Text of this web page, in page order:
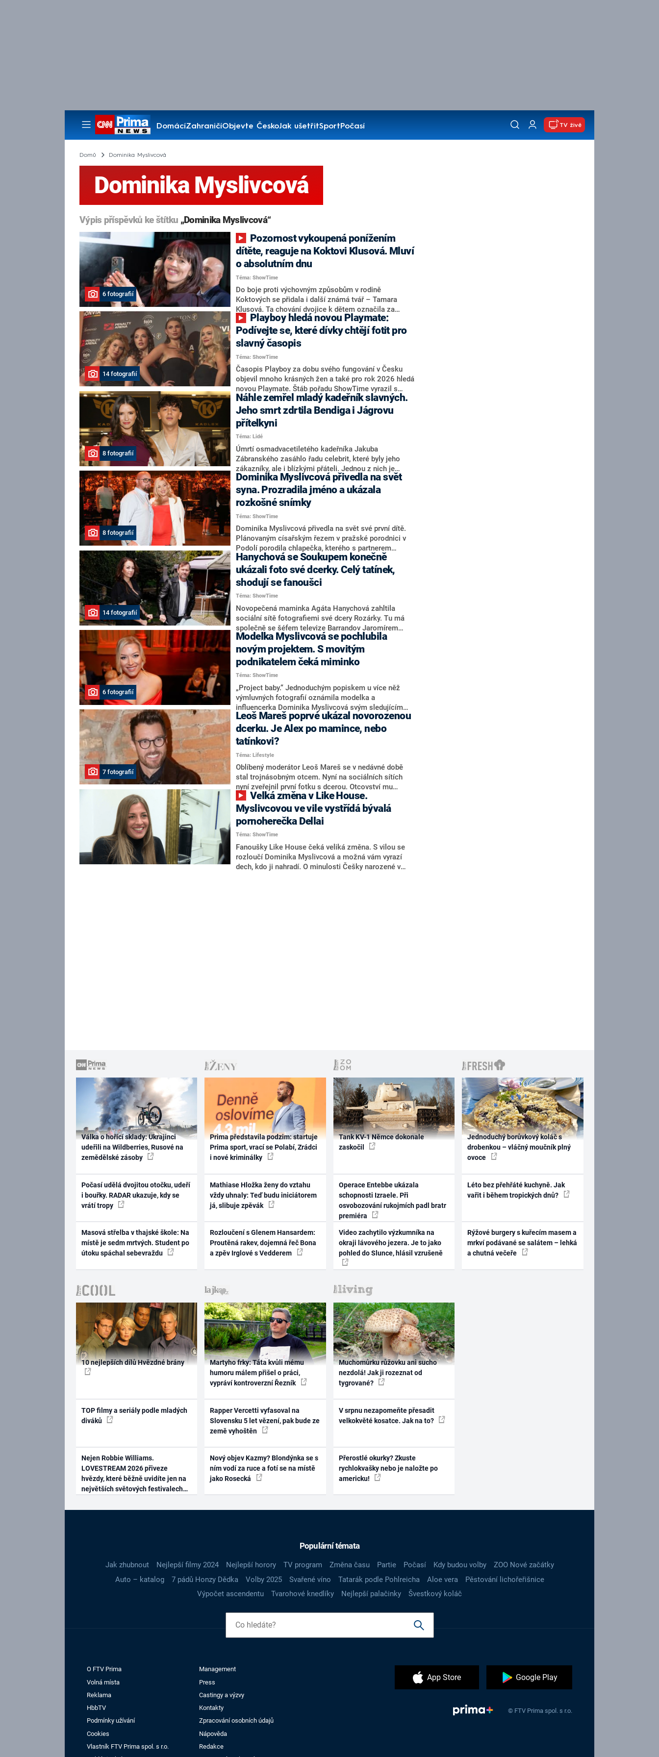
DomácíZahraničíObjevte ČeskoJak ušetřitSportPočasí
Pořady
TV živě
Domů Dominika Myslivcová
Dominika Myslivcová
Výpis příspěvků ke štítku „Dominika Myslivcová“
6 fotografií
dítěte, reaguje na Koktovi Klusová. Mluví
o absolutním dnu
Téma: ShowTime
Do boje proti výchovným způsobům v rodině
Koktových se přidala i další známá tvář – Tamara
Klusová. Ta chování dvojice k dětem označila za
„absolutní dno“ a odsoudila ty, kteří influencerku
podporují.
14 fotografií
Podívejte se, které dívky chtějí fotit pro
slavný časopis
Téma: ShowTime
Časopis Playboy za dobu svého fungování v Česku
objevil mnoho krásných žen a také pro rok 2026 hledá
novou Playmate. Štáb pořadu ShowTime vyrazil s
kamerou na představení finalistek, kde se sešly i
hvězdné krásky z minulých ročníků.
8 fotografií
Náhle zemřel mladý kadeřník slavných.
Jeho smrt zdrtila Bendiga i Jágrovu
přítelkyni
Téma: Lidé
Úmrtí osmadvacetiletého kadeřníka Jakuba
Zábranského zasáhlo řadu celebrit, které byly jeho
zákazníky, ale i blízkými přáteli. Jednou z nich je
přítelkyně Jaromíra Jágra Dominika Branišová.
8 fotografií
Dominika Myslivcová přivedla na svět
syna. Prozradila jméno a ukázala
rozkošné snímky
Téma: ShowTime
Dominika Myslivcová přivedla na svět své první dítě.
Plánovaným císařským řezem v pražské porodnici v
Podolí porodila chlapečka, kterého s partnerem
Zdeňkem Chytilem pojmenovali Derian. Radostnou
novinkou se pochlubila na sociální síti.
14 fotografií
Hanychová se Soukupem konečně
ukázali foto své dcerky. Celý tatínek,
shodují se fanoušci
Téma: ShowTime
Novopečená maminka Agáta Hanychová zahltila
sociální sítě fotografiemi své dcery Rozárky. Tu má
společně se šéfem televize Barrandov Jaromírem
Soukupem a fanoušci se shodují, že je celá po
tatínkovi. Tvář potomka pár ukázal měsíc od porodu.
6 fotografií
Modelka Myslivcová se pochlubila
novým projektem. S movitým
podnikatelem čeká miminko
Téma: ShowTime
„Project baby.“ Jednoduchým popiskem u více něž
výmluvných fotografií oznámila modelka a
influencerka Dominika Myslivcová svým sledujícím
radostnou novinu, že je těhotná. Pod příspěvkem,
který zveřejnila v neděli dopoledne, se okamžitě
začala objevovat přání a gratulace zejména od
fanoušků.
7 fotografií
Leoš Mareš poprvé ukázal novorozenou
dcerku. Je Alex po mamince, nebo
tatínkovi?
Téma: Lifestyle
Oblíbený moderátor Leoš Mareš se v nedávné době
stal trojnásobným otcem. Nyní na sociálních sítích
nyní zveřejnil první fotku s dcerou. Otcovství mu
opravdu sluší a jde vidět, že malá Alex mu dělá samou
radost.
Myslivcovou ve vile vystřídá bývalá
pornoherečka Dellai
Téma: ShowTime
Fanoušky Like House čeká veliká změna. S vilou se
rozloučí Dominika Myslivcová a možná vám vyrazí
dech, kdo ji nahradí. O minulosti Češky narozené v
Válka o hořící sklady: Ukrajinci
udeřili na Wildberries, Rusové na
zemědělské zásoby
Počasí udělá dvojitou otočku, udeří
i bouřky. RADAR ukazuje, kdy se
vrátí tropy
Masová střelba v thajské škole: Na
místě je sedm mrtvých. Student po
útoku spáchal sebevraždu
Prima představila podzim: startuje
Prima sport, vrací se Polabí, Zrádci
i nové kriminálky
Mathiase Hložka ženy do vztahu
vždy uhnaly: Teď budu iniciátorem
já, slibuje zpěvák
Rozloučení s Glenem Hansardem:
Proutěná rakev, dojemná řeč Bona
a zpěv Irglové s Vedderem
Tank KV-1 Němce dokonale
zaskočil
Operace Entebbe ukázala
schopnosti Izraele. Při
osvobozování rukojmích padl bratr
premiéra
Video zachytilo výzkumníka na
okraji lávového jezera. Je to jako
pohled do Slunce, hlásil vzrušeně
Jednoduchý borůvkový koláč s
drobenkou – vláčný moučník plný
ovoce
Léto bez přehřáté kuchyně. Jak
vařit i během tropických dnů?
Rýžové burgery s kuřecím masem a
mrkví podávané se salátem – lehká
a chutná večeře
10 nejlepších dílů Hvězdné brány
TOP filmy a seriály podle mladých
diváků
Nejen Robbie Williams.
LOVESTREAM 2026 přiveze
hvězdy, které běžně uvidíte jen na
největších světových festivalech
Martyho frky: Táta kvůli mému
humoru málem přišel o práci,
vypráví kontroverzní Řezník
Rapper Vercetti vyfasoval na
Slovensku 5 let vězení, pak bude ze
země vyhoštěn
Nový objev Kazmy? Blondýnka se s
ním vodí za ruce a fotí se na místě
jako Rosecká
Muchomůrku růžovku ani sucho
nezdolá! Jak ji rozeznat od
tygrované?
V srpnu nezapomeňte přesadit
velkokvěté kosatce. Jak na to?
Přerostlé okurky? Zkuste
rychlokvašky nebo je naložte po
americku!
Populární témata
Jak zhubnout Nejlepší filmy 2024 Nejlepší horory TV program Změna času Partie Počasí Kdy budou volby
ZOO Nové začátky
Auto – katalog
7 pádů Honzy Dědka Volby 2025 Svařené víno Tatarák podle Pohlreicha Aloe vera
Pěstování lichořeřišnice
Výpočet ascendentu
Tvarohové knedlíky Nejlepší palačinky Švestkový koláč
O FTV Prima
Management
Volná místa
Press
Reklama
Castingy a výzvy
HbbTV
Kontakty
Podmínky užívání
Zpracování osobních údajů
Cookies
Nápověda
Vlastník FTV Prima spol. s r.o.
Redakce
App Store Google Play
© FTV Prima spol. s r.o.